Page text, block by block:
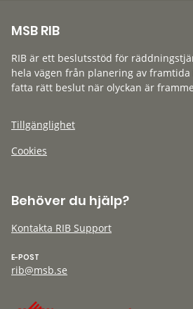
MSB RIB
RIB är ett beslutsstöd för
hela vägen från planering av
fatta rätt beslut när olyckan är
Tillgänglighet
Cookies
Behöver du hjälp?
Kontakta RIB Support
E-POST
rib@msb.se